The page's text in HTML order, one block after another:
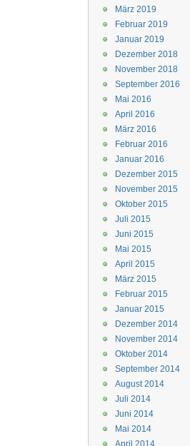
März 2019
Februar 2019
Januar 2019
Dezember 2018
November 2018
September 2016
Mai 2016
April 2016
März 2016
Februar 2016
Januar 2016
Dezember 2015
November 2015
Oktober 2015
Juli 2015
Juni 2015
Mai 2015
April 2015
März 2015
Februar 2015
Januar 2015
Dezember 2014
November 2014
Oktober 2014
September 2014
August 2014
Juli 2014
Juni 2014
Mai 2014
April 2014